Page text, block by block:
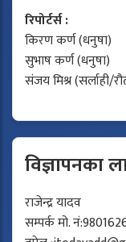
रिपोर्टर्स :
किरण कर्ण (धनुषा)
सुभाष कर्ण (धनुषा)
संजय मिश्र (सर्लाही/
विज्ञापनका
राजेन्द्र यादव
सम्पर्क मो.